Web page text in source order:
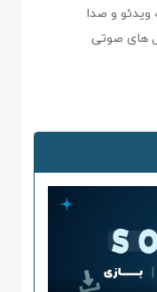
و صدا
های صوتی